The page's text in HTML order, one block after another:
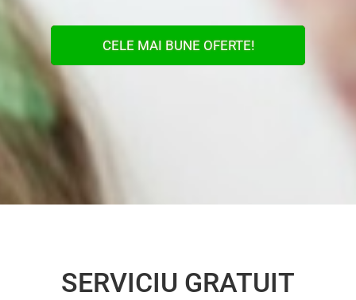
CELE MAI BUNE OFERTE!
SERVICIU GRATUIT